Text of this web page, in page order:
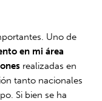
Uno de
en mi área
realizadas en
tanto nacionales
Si bien se ha